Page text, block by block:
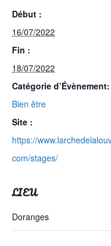
Début :
16/07/2022
Fin :
18/07/2022
Catégorie d’Évènement:
Bien être
Site :
https://
com/stages/
LIEU
Doranges